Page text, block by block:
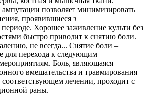
позволяет минимизировать
проявившиеся в
Хорошее заживление культи без
быстро приводит к снятию боли.
не всегда... Снятие боли –
для перехода к следующим
Боль, являющаяся
вмешательства и травмирования
лечении, проходит с
раны.